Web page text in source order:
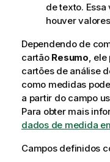
de texto.
houver
Dependendo de
cartão Resumo ,
cartões de análise
como medidas
a partir do campo
Para obter mais
dados de medida
Campos definidos